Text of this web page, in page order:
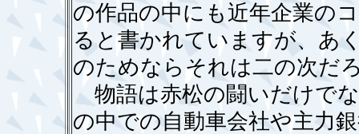
の作品の中にも近年企業の
ると書かれていますが、あ
のためならそれは二の次だ
物語は赤松の闘いだけで
の中での自動車会社や主力